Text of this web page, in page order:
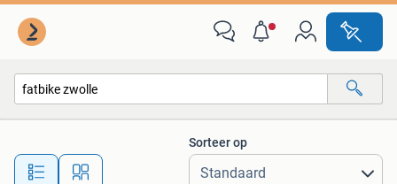
Alle afstanden…
Sorteer op